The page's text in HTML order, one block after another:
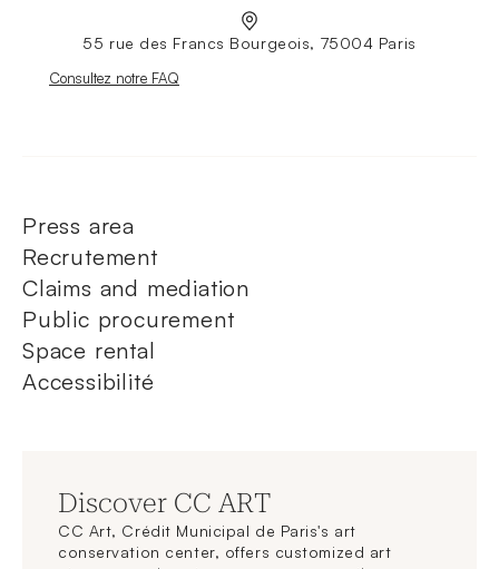
55 rue des Francs Bourgeois, 75004 Paris
Nouvelle fenêtre
Consultez notre FAQ
Press area
Recrutement
Claims and mediation
Public procurement
Space rental
Accessibilité
Discover CC ART
CC Art, Crédit Municipal de Paris's art
conservation center, offers customized art